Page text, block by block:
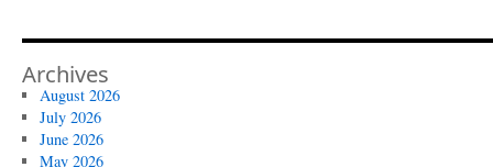
Archives
August 2026
July 2026
June 2026
May 2026